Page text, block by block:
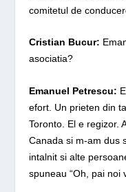
comitetul de
Cristian Bucur:
asociatia?
Emanuel Petrescu:
efort. Un prieten din
Toronto. El e regizor.
Canada si m-am dus
intalnit si alte
spuneau “Oh, pai noi